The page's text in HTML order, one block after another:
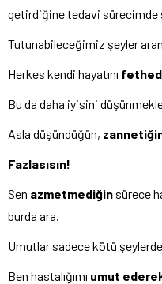
getirdiğine tedavi sürecimde
Tutunabileceğimiz şeyler
Herkes kendi hayatını
Bu da daha iyisini
Asla düşündüğün,
Fazlasısın!
Sen azmetmediğin sürece
burda ara.
Umutlar sadece kötü
Ben hastalığımı umut